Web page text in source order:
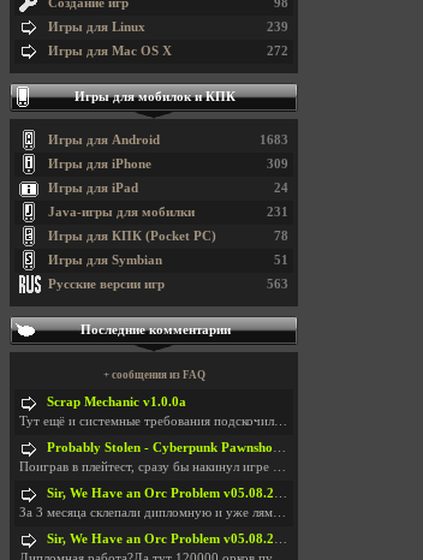
98
Создание игр
239
Игры для Linux
272
Игры для Mac OS X
Игры для мобилок и КПК
1683
Игры для Android
309
Игры для iPhone
24
Игры для iPad
231
Java-игры для мобилки
78
Игры для КПК (Pocket PC)
51
Игры для Symbian
563
Русские версии игр
Последние комментарии
+ сообщения из FAQ
Scrap Mechanic v1.0.0a
Тут ещё и системные требования подскочили. Если не
Probably Stolen - Cyberpunk Pawnshop Simulator v048c [Playtest]
Поиграв в плейтест, сразу бы накинул игре наивысши
Sir, We Have an Orc Problem v05.08.2026
За 3 месяца склепали дипломную и уже лям двести ба
Sir, We Have an Orc Problem v05.08.2026